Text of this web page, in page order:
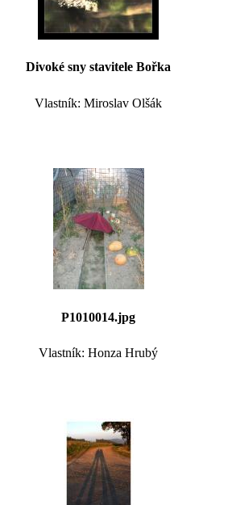
Divoké sny stavitele Bořka
Vlastník: Miroslav Olšák
P1010014.jpg
Vlastník: Honza Hrubý